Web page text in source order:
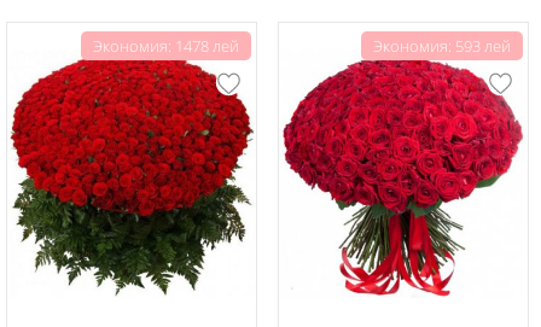
Экономия: 1478 лей Экономия: 593 лей